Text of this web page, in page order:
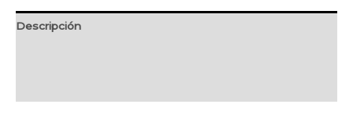
Descripción